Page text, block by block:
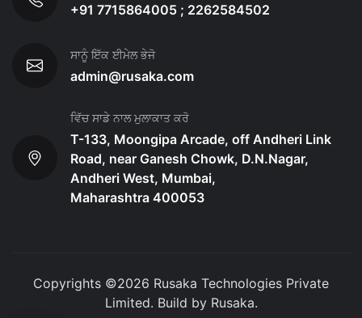
+91 7715864005 ; 2262584502
ਸਾਨੂੰ ਇੱਕ ਈਮੇਲ ਭੇਜੋ
admin@rusaka.com
ਵਿੱਚ ਸਾਡੇ ਨਾਲ ਮੁਲਾਕਾਤ ਕਰੋ
T-133, Moongipa Arcade, off Andheri Link
Road, near Ganesh Chowk, D.N.Nagar,
Andheri West, Mumbai,
Maharashtra 400053
Copyrights ©2026 Rusaka Technologies Private
Limited. Build by Rusaka.